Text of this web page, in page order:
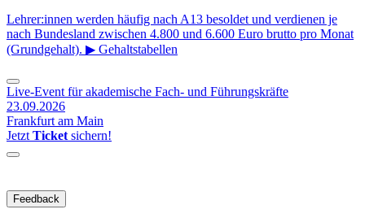
Lehrer:innen werden häufig nach A13 besoldet und verdienen je
nach Bundesland zwischen 4.800 und 6.600 Euro brutto pro Monat
(Grundgehalt). ▶ Gehaltstabellen
Live-Event für akademische Fach- und Führungskräfte
23.09.2026
Frankfurt am Main
Jetzt Ticket sichern!
Feedback